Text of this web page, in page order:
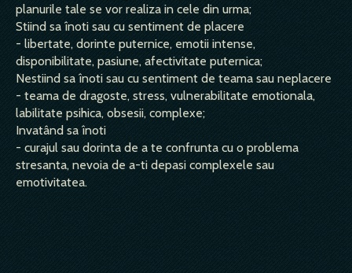
planurile tale se vor realiza in cele din urma;
Stiind sa înoti sau cu sentiment de placere
- libertate, dorinte puternice, emotii intense,
disponibilitate, pasiune, afectivitate puternica;
Nestiind sa înoti sau cu sentiment de teama sau neplacere
- teama de dragoste, stress, vulnerabilitate emotionala,
labilitate psihica, obsesii, complexe;
Invatând sa înoti
- curajul sau dorinta de a te confrunta cu o problema
stresanta, nevoia de a-ti depasi complexele sau
emotivitatea.